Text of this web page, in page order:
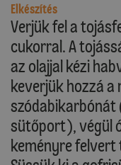
Elkészítés
Verjük fel a
cukorral. A
az olajjal kézi
keverjük hozzá a
szódabikarbónát
sütőport), végül
keményre